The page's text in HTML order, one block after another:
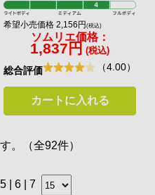
希望小売価格 2,156円(税込)
ソムリエ価格：
1,837円 (税込)
総合評価 （4.00）
カートに入れる
。（全92件）
5| 6| 7